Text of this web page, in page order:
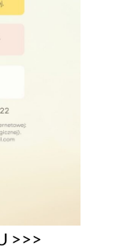
>>>